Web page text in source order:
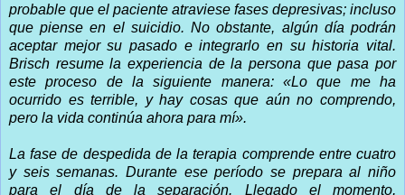
probable que el paciente atraviese fases depresivas; incluso
que piense en el suicidio. No obstante, algún día podrán
aceptar mejor su pasado e integrarlo en su historia vital.
Brisch resume la experiencia de la persona que pasa por
este proceso de la siguiente manera: «Lo que me ha
ocurrido es terrible, y hay cosas que aún no comprendo,
pero la vida continúa ahora para mí».
La fase de despedida de la terapia comprende entre cuatro
y seis semanas. Durante ese período se prepara al niño
para el día de la separación. Llegado el momento,